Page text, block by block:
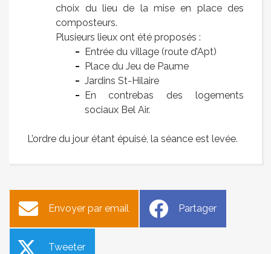
choix du lieu de la mise en place des
composteurs.
Plusieurs lieux ont été proposés :
Entrée du village (route d’Apt)
Place du Jeu de Paume
Jardins St-Hilaire
En contrebas des logements
sociaux Bel Air.
L’ordre du jour étant épuisé, la séance est levée.
Envoyer par email Partager
Tweeter